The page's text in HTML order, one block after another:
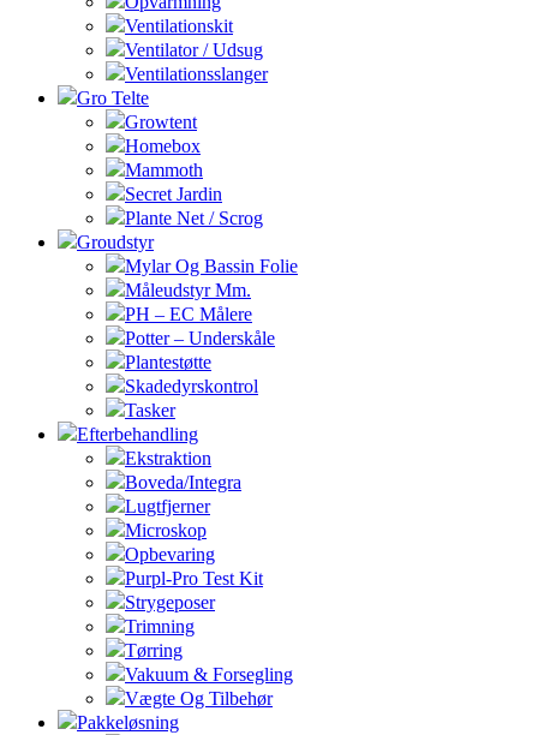
Ventilationskit
Ventilator / Udsug
Ventilationsslanger
Gro Telte
Growtent
Homebox
Mammoth
Secret Jardin
Plante Net / Scrog
Groudstyr
Mylar Og Bassin Folie
Måleudstyr Mm.
PH – EC Målere
Potter – Underskåle
Plantestøtte
Skadedyrskontrol
Tasker
Efterbehandling
Ekstraktion
Boveda/Integra
Lugtfjerner
Microskop
Opbevaring
Purpl-Pro Test Kit
Strygeposer
Trimning
Tørring
Vakuum & Forsegling
Vægte Og Tilbehør
Pakkeløsning